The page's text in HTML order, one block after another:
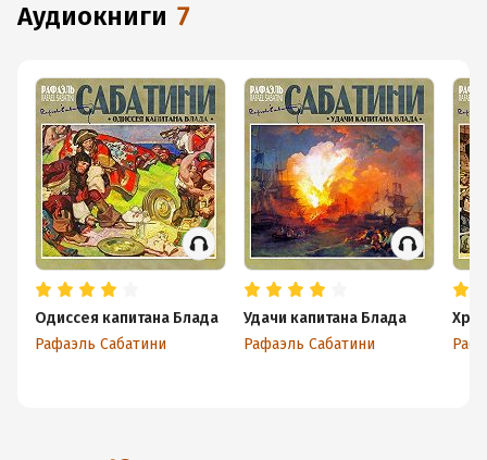
аудиокниги 7
Одиссея капитана Блада
Рафаэль Сабатини
Удачи капитана Блада
Рафаэль Сабатини